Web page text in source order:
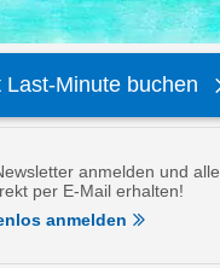
Last-Minute buchen
anmelden und
per E-Mail erhalten!
anmelden